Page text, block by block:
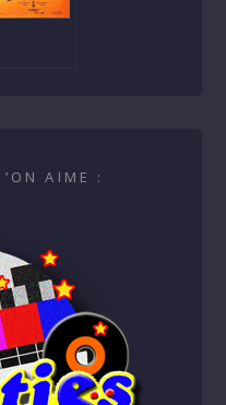
AIME :